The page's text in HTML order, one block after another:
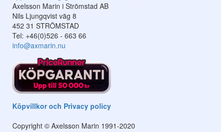
Axelsson Marin i Strömstad AB
Nils Ljungqvist väg 8
452 31 STRÖMSTAD
Tel: +46(0)526 - 663 66
info@axmarin.nu
Köpvillkor och Privacy policy
Copyright © Axelsson Marin 1991-2020